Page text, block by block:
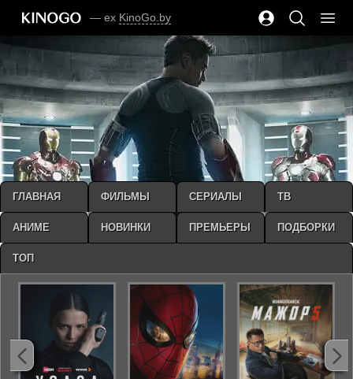
— ex KinoGo.by
ГЛАВНАЯ ФИЛЬМЫ СЕРИАЛЫ ТВ
АНИМЕ НОВИНКИ ПРЕМЬЕРЫ ПОДБОРКИ
ТОП